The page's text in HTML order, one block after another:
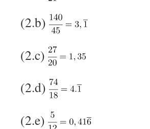
(2.b)
(2.c)
(2.d)
(2.e)